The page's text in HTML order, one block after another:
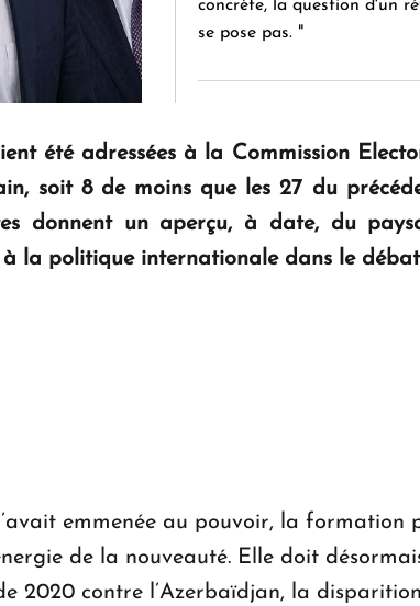
concrète, la question d'un
se pose pas. "
d'avenir en Arménie
Le premier hôtel Hyatt
été adressées à la Commission
soit 8 de moins que les 27 du
donnent un aperçu, à date, du
la politique internationale dans le
emmenée au pouvoir, la formation
de la nouveauté. Elle doit
2020 contre l’Azerbaïdjan, la